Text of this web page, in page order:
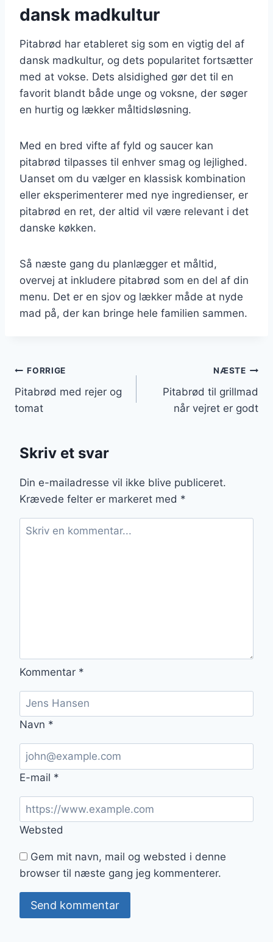
dansk madkultur
Pitabrød har etableret sig som en vigtig del af
dansk madkultur, og dets popularitet fortsætter
med at vokse. Dets alsidighed gør det til en
favorit blandt både unge og voksne, der søger
en hurtig og lækker måltidsløsning.
Med en bred vifte af fyld og saucer kan
pitabrød tilpasses til enhver smag og lejlighed.
Uanset om du vælger en klassisk kombination
eller eksperimenterer med nye ingredienser, er
pitabrød en ret, der altid vil være relevant i det
danske køkken.
Så næste gang du planlægger et måltid,
overvej at inkludere pitabrød som en del af din
menu. Det er en sjov og lækker måde at nyde
mad på, der kan bringe hele familien sammen.
Indlægsnavigation
FORRIGE
Pitabrød med rejer og
tomat
NÆSTE
Pitabrød til grillmad
når vejret er godt
Skriv et svar
Din e-mailadresse vil ikke blive publiceret.
Krævede felter er markeret med *
Kommentar *
Navn *
E-mail *
Websted
Gem mit navn, mail og websted i denne
browser til næste gang jeg kommenterer.